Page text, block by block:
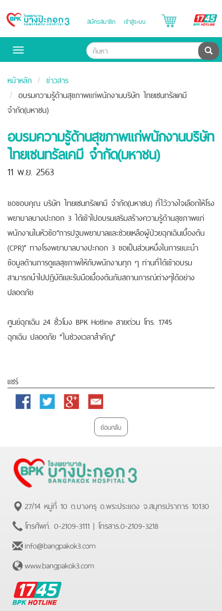
Bangpakok
สมัครสมาชิก เข้าสู่ระบบ
Toggle
ค้น
หน้าหลัก
ข่าวสาร
อบรมความรู้ด้านสุขภาพแก่พนักงานบริษัท ไทยเซนทรัลเคมี
จำกัด(มหาชน)
อบรมความรู้ด้านสุขภาพแก่พนักงานบริษัท
ไทยเซนทรัลเคมี จำกัด(มหาชน)
11 พ.ย. 2563
ขอขอบคุณ บริษัท ไทยเซนทรัลเคมี จำกัด(มหาชน) ที่ไว้วางใจเลือกให้โรง
พยาบาลบางปะกอก 3 ได้เข้าไปอบรมเสริมสร้างความรู้ด้านสุขภาพแก่
พนักงานในหัวข้อ“การปฐมพยาบาลและช่วยเหลือผู้ป่วยฉุกเฉินเบื้องต้น
(CPR)” ทางโรงพยาบาลบางปะกอก 3 ขอเป็นส่วนหนึ่งในการแนะนำ
ข้อมูลด้านการดูแลสุขภาพให้กับพนักงานทุก ๆ ท่านที่ได้เข้าอบรม
สามารถนำไปปฎิบัติและรับมือเบื้องต้นกับสถานการณ์ต่างๆได้อย่าง
ปลอดภัย
ศูนย์ฉุกเฉิน 24 ชั่วโมง BPK Hotline สายด่วน โทร. 1745
ฉุกเฉิน ปลอดภัย “ในช่วงเวลาสำคัญ”
แชร์
Facebook Twitter
Google
Email
ย้อนกลับ
27/14 หมู่ที่ 10 ต.บางครุ อ.พระประแดง จ.สมุทรปราการ 10130
โทรศัพท์. 0-2109-3111 | โทรสาร.0-2109-3218
info@bangpakok3.com
www.bangpakok3.com
BPK
Hotline